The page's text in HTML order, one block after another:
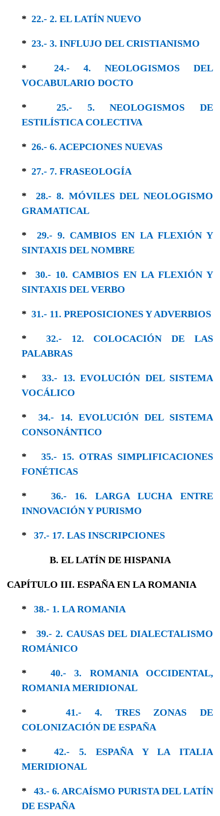
* 22.- 2. EL LATÍN NUEVO
* 23.- 3. INFLUJO DEL CRISTIANISMO
* 24.- 4. NEOLOGISMOS DEL
VOCABULARIO DOCTO
*25.- 5. NEOLOGISMOS DE
ESTILÍSTICA COLEC­TIVA
* 26.- 6. ACEPCIONES NUEVAS
* 27.- 7. FRASEOLOGÍA
*28.- 8. MÓVILES DEL NEOLOGISMO
GRAMA­TICAL
* 29.- 9. CAMBIOS EN LA FLEXIÓN Y
SINTAXIS DEL NOMBRE
* 30.- 10. CAMBIOS EN LA FLEXIÓN Y
SIN­TAXIS DEL VERBO
* 31.- 11. PREPOSICIONES Y ADVERBIOS
* 32.- 12. COLOCACIÓN DE LAS
PALABRAS
*33.- 13. EVOLUCIÓN DEL SISTEMA
VOCÁLICO
*34.- 14. EVOLUCIÓN DEL SISTEMA
CONSO­NÁNTICO
* 35.- 15. OTRAS SIMPLIFICACIONES
FONÉTICAS
* 36.- 16. LARGA LUCHA ENTRE
INNOVACIÓN Y PURISMO
* 37.- 17. LAS INSCRIPCIONES
B. EL LATÍN DE HISPANIA
CAPÍTULO III. ESPAÑA EN LA ROMANIA
* 38.- 1. LA ROMANIA
*39.- 2. CAUSAS DEL DIALECTALISMO
RO­MÁNICO
* 40.- 3. ROMANIA OCCIDENTAL,
ROMANIA MERIDIONAL
*41.- 4. TRES ZONAS DE
COLONIZACIÓN DE ESPAÑA
*42.- 5. ESPAÑA Y LA ITALIA
MERIDIONAL
* 43.- 6. ARCAÍSMO PURISTA DEL LATÍN
DE ESPAÑA